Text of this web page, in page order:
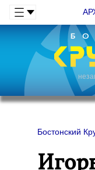
Бостонский